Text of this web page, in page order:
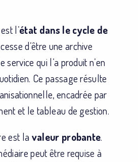
l’état dans le cycle de
d’être une archive
qui l’a produit n’en
Ce passage résulte
encadrée par
et le tableau de gestion.
est la valeur probante.
peut être requise à